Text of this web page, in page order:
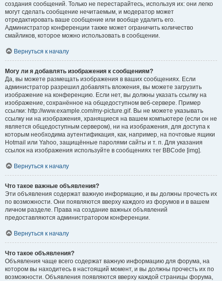
создания сообщений. Только не перестарайтесь, используя их: они легко
могут сделать сообщение нечитаемым, и модератор может
отредактировать ваше сообщение или вообще удалить его.
Администратор конференции также может ограничить количество
смайликов, которое можно использовать в сообщении.
Вернуться к началу
Могу ли я добавлять изображения к сообщениям?
Да, вы можете размещать изображения в ваших сообщениях. Если
администратор разрешил добавлять вложения, вы можете загрузить
изображение на конференцию. Если нет, вы должны указать ссылку на
изображение, сохранённое на общедоступном веб-сервере. Пример
ссылки: http://www.example.com/my-picture.gif. Вы не можете указывать
ссылку ни на изображения, хранящиеся на вашем компьютере (если он не
является общедоступным сервером), ни на изображения, для доступа к
которым необходима аутентификация, как, например, на почтовые ящики
Hotmail или Yahoo, защищённые паролями сайты и т. п. Для указания
ссылок на изображения используйте в сообщениях тег BBCode [img].
Вернуться к началу
Что такое важные объявления?
Эти объявления содержат важную информацию, и вы должны прочесть их
по возможности. Они появляются вверху каждого из форумов и в вашем
личном разделе. Права на создание важных объявлений
предоставляются администратором конференции.
Вернуться к началу
Что такое объявления?
Объявления чаще всего содержат важную информацию для форума, на
котором вы находитесь в настоящий момент, и вы должны прочесть их по
возможности. Объявления появляются вверху каждой страницы форума,